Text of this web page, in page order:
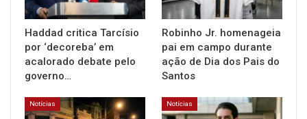
Haddad critica Tarcísio
por ‘decoreba’ em
acalorado debate pelo
governo…
Robinho Jr. homenageia
pai em campo durante
ação de Dia dos Pais do
Santos
Notícias Notícias